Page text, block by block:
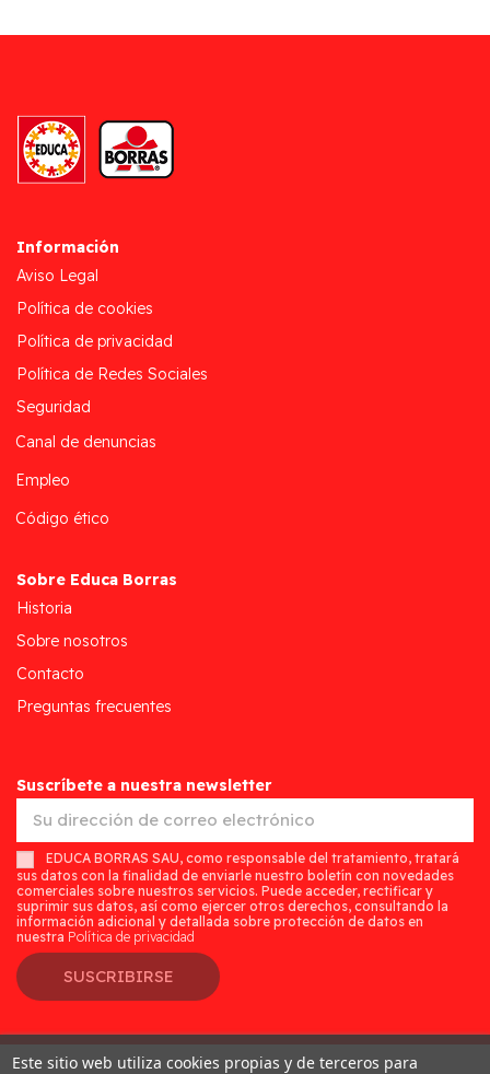
Información
Aviso Legal
Política de cookies
Política de privacidad
Política de Redes Sociales
Seguridad
Canal de denuncias
Empleo
Código ético
Sobre Educa Borras
Historia
Sobre nosotros
Contacto
Preguntas frecuentes
Suscríbete a nuestra newsletter
EDUCA BORRAS SAU, como responsable del tratamiento, tratará
sus datos con la finalidad de enviarle nuestro boletín con novedades
comerciales sobre nuestros servicios. Puede acceder, rectificar y
suprimir sus datos, así como ejercer otros derechos, consultando la
información adicional y detallada sobre protección de datos en
nuestra Política de privacidad
SUSCRIBIRSE
Este sitio web utiliza cookies propias y de terceros para